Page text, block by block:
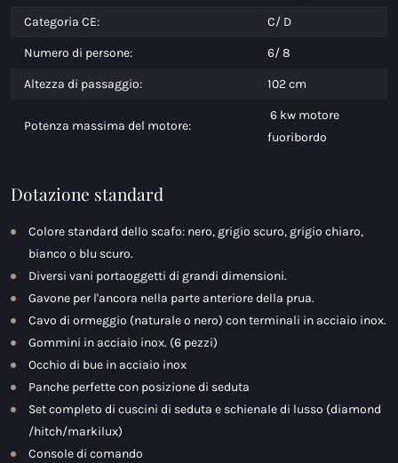
Categoria CE: C/ D
Numero di persone: 6/ 8
Altezza di passaggio: 102 cm
Potenza massima del motore:
6 kw motore
fuoribordo
Dotazione standard
Colore standard dello scafo: nero, grigio scuro, grigio chiaro,
bianco o blu scuro.
Diversi vani portaoggetti di grandi dimensioni.
Gavone per l'ancora nella parte anteriore della prua.
Cavo di ormeggio (naturale o nero) con terminali in acciaio inox.
Gommini in acciaio inox. (6 pezzi)
Occhio di bue in acciaio inox
Panche perfette con posizione di seduta
Set completo di cuscini di seduta e schienale di lusso (diamond
/hitch/markilux)
Console di comando